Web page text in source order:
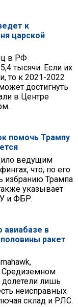
к
царской
в РФ
тысячи. Если их
то к 2021-2022
достигнуть
в Центре
помочь Трампу
ведущим
что, по его
избранию Трампа
указывает
и ФБР.
в
ракет
лишь
неисправных
склад и РЛС.